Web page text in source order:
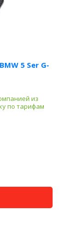
5 Ser G-
из
по тарифам